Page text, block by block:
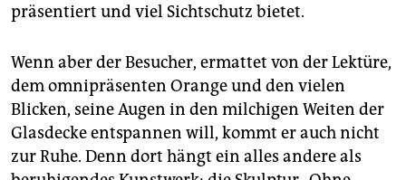
präsentiert und viel Sichtschutz bietet.
Wenn aber der Besucher, ermattet von der Lektüre,
dem omnipräsenten Orange und den vielen
Blicken, seine Augen in den milchigen Weiten der
Glasdecke entspannen will, kommt er auch nicht
zur Ruhe. Denn dort hängt ein alles andere als